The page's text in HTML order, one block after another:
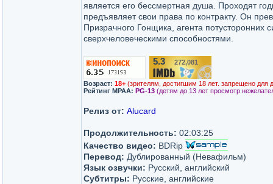
является его бессмертная душа. Проходят
предъявляет свои права по контракту. Он
Призрачного Гонщика, агента потусторонних
сверхчеловеческими способностями.
5.3 272,081
Возраст: 18+ (зрителям, достигшим 18 лет. запрещено для
Рейтинг MPAA: PG-13 (детям до 13 лет просмотр
Релиз от: Alucard
Продолжительность: 02:03:25
Качество видео: BDRip
Перевод: Дублированный (Невафильм)
Язык озвучки: Русский, английский
Субтитры: Русские, английские